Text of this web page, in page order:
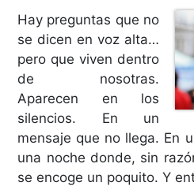
Hay preguntas que no
se dicen en voz alta…
pero que viven dentro
de nosotras.
Aparecen en los
silencios. En un
mensaje que no llega. En
una noche donde, sin
se encoge un poquito. Y